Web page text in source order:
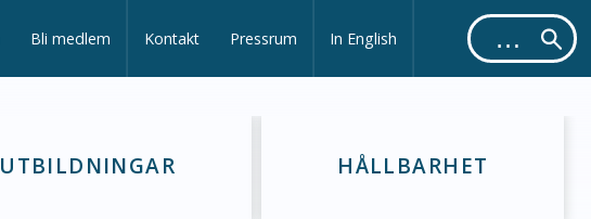
Bli medlem Kontakt Pressrum In English
UTBILDNINGAR HÅLLBARHET